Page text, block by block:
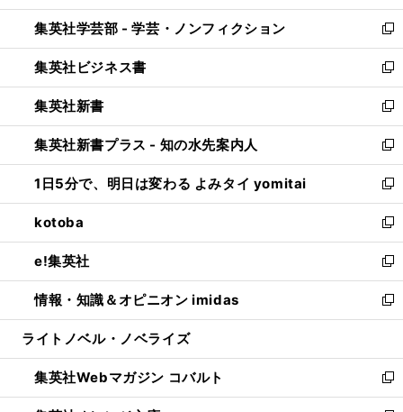
開
く
ウ
で
開
く
ン
ド
ウ
で
開
く
ウ
ィ
ン
ド
ウ
で
開
く
集英社学芸部 - 学芸・ノンフィクション
新
し
い
ウ
ィ
ン
ド
ウ
で
開
く
集英社ビジネス書
新
し
い
ウ
ィ
ン
ド
ウ
で
開
く
集英社新書
新
し
い
ウ
ィ
ン
ド
ウ
で
開
く
集英社新書プラス - 知の水先案内人
新
し
い
ウ
ィ
ン
ド
ウ
で
開
1日5分で、明日は変わる よみタイ yomitai
新
し
い
ウ
ィ
ン
ド
ウ
開
く
kotoba
新
し
い
ウ
ィ
ン
ウ
で
開
e!集英社
新
し
い
ウ
ン
ド
ウ
情報・知識＆オピニオン imidas
新
し
ウ
ィ
ン
ライトノベル・ノベライズ
集英社Webマガジン コバルト
新
し